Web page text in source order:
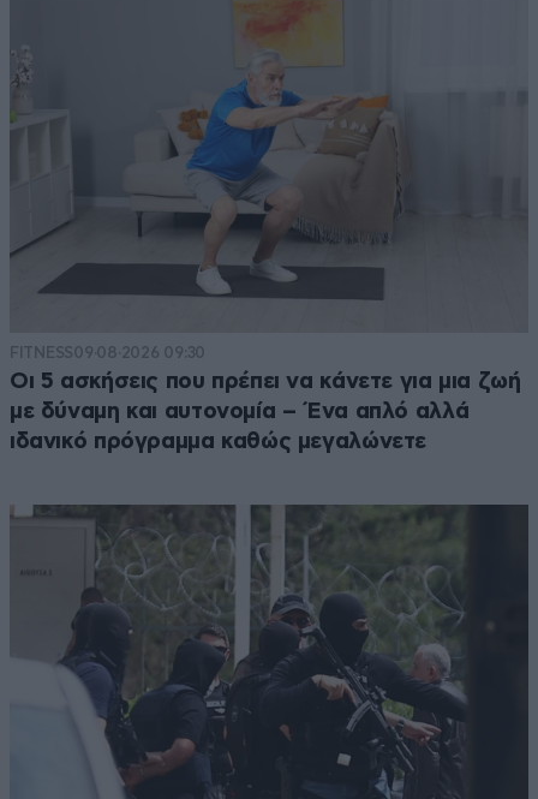
FITNESS09·08·2026 09:30
Οι 5 ασκήσεις που πρέπει να κάνετε για μια ζωή
με δύναμη και αυτονομία – Ένα απλό αλλά
ιδανικό πρόγραμμα καθώς μεγαλώνετε